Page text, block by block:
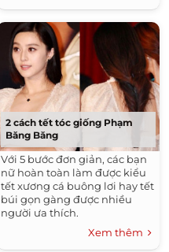
2 cách tết tóc giống Phạm
Băng Băng
Với 5 bước đơn giản, các bạn
nữ hoàn toàn làm được kiểu
tết xương cá buông lơi hay tết
búi gọn gàng được nhiều
người ưa thích.
Xem thêm